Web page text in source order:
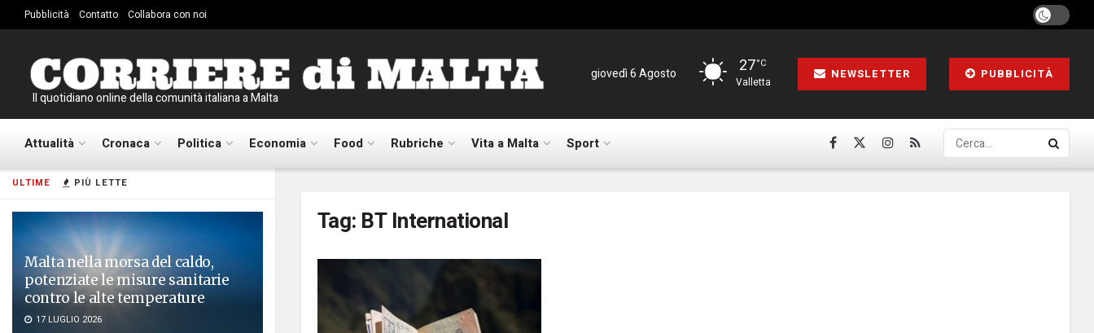
ULTIME PIÙ LETTE
Malta nella morsa del caldo,
potenziate le misure sanitarie
contro le alte temperature
17 LUGLIO 2026
Pubblicità Contatto Collabora con noi
Il quotidiano online della comunità italiana a Malta
giovedì 6 Agosto 27°C
Valletta
NEWSLETTER PUBBLICITÀ
Attualità Cronaca Politica Economia Food Rubriche Vita a Malta Sport
Tag: BT International